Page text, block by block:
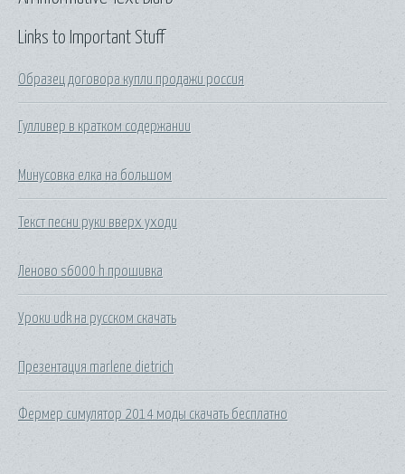
Links to Important Stuff
Образец договора купли продажи россия
Гулливер в кратком содержании
Минусовка елка на большом
Текст песни руки вверх уходи
Леново s6000 h прошивка
Уроки udk на русском скачать
Презентация marlene dietrich
Фермер симулятор 2014 моды скачать бесплатно